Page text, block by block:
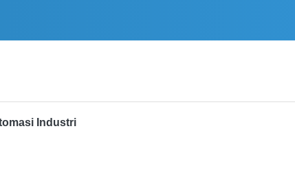
Industri